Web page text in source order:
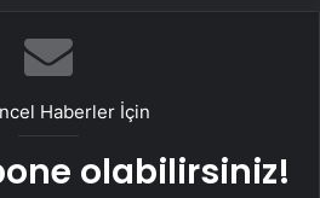
Haberler İçin
olabilirsiniz!